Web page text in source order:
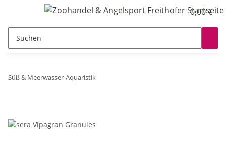
0,00 €
Süß & Meerwasser-Aquaristik